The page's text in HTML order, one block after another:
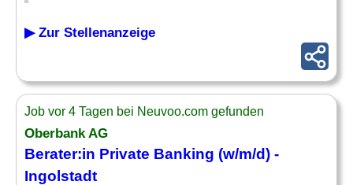
▶ Zur Stellenanzeige
Job vor 4 Tagen bei Neuvoo.com gefunden
Oberbank AG
Berater:in Private Banking (w/m/d) -
Ingolstadt